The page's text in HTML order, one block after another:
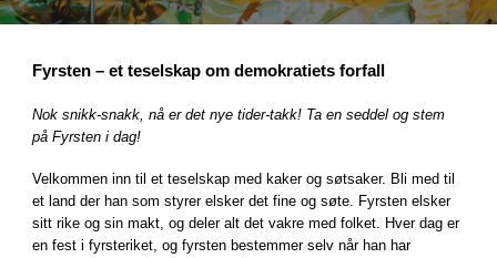
Fyrsten – et teselskap om demokratiets forfall
Nok snikk-snakk, nå er det nye tider-takk! Ta en seddel og stem
på Fyrsten i dag!
Velkommen inn til et teselskap med kaker og søtsaker. Bli med til
et land der han som styrer elsker det fine og søte. Fyrsten elsker
sitt rike og sin makt, og deler alt det vakre med folket. Hver dag er
en fest i fyrsteriket, og fyrsten bestemmer selv når han har